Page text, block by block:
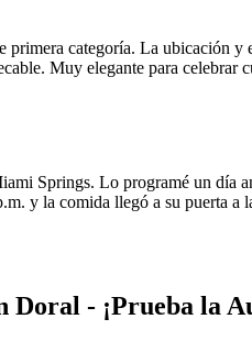
primera categoría. La ubicación
Muy elegante para celebrar
Springs. Lo programé un día
y la comida llegó a su puerta
- ¡Prueba la